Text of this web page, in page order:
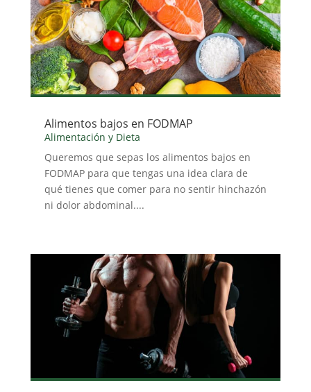
Alimentos bajos en FODMAP
Alimentación y Dieta
Queremos que sepas los alimentos bajos en
FODMAP para que tengas una idea clara de
qué tienes que comer para no sentir hinchazón
ni dolor abdominal....